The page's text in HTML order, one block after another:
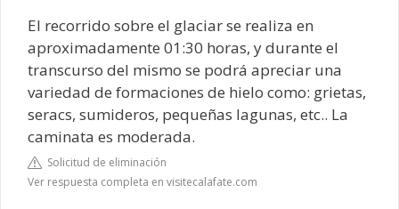
El recorrido sobre el glaciar se realiza en
aproximadamente 01:30 horas, y durante el
transcurso del mismo se podrá apreciar una
variedad de formaciones de hielo como: grietas,
seracs, sumideros, pequeñas lagunas, etc.. La
caminata es moderada.
Solicitud de eliminación
Ver respuesta completa en visitecalafate.com